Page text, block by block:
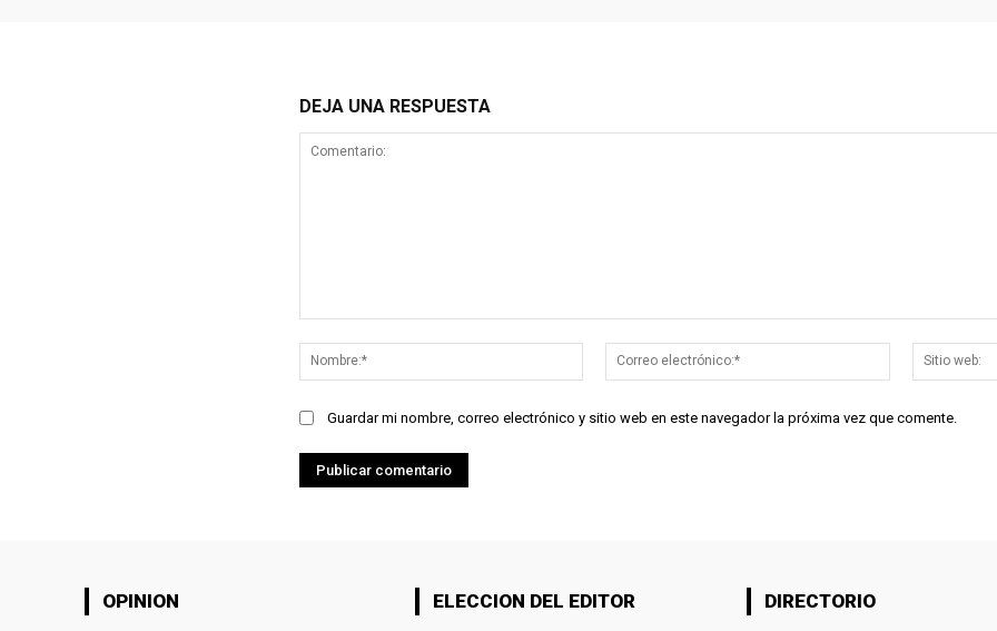
DEJA UNA RESPUESTA
Nombre:*
Correo
electrónico:*
Guardar mi nombre, correo electrónico y sitio web en este navegador la próxima vez que comente.
OPINION ELECCION DEL EDITOR DIRECTORIO